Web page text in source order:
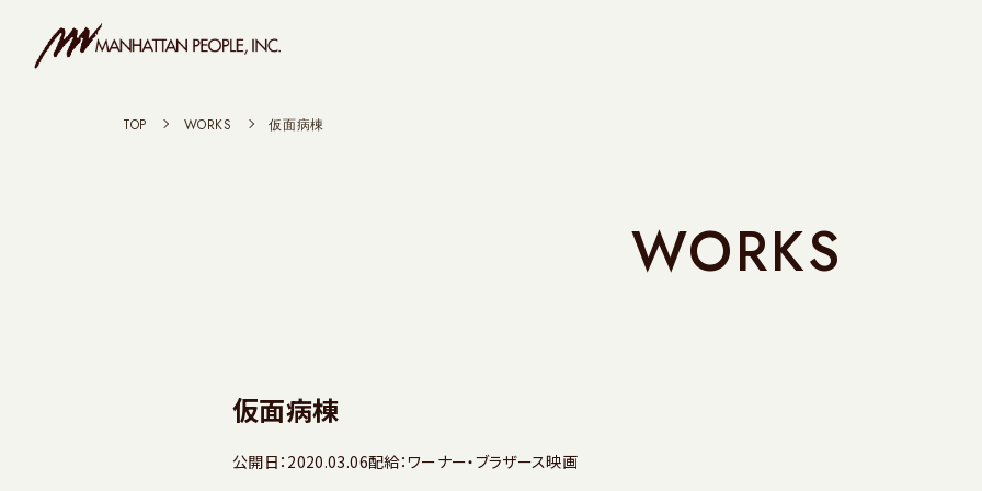
TOP > WORKS > 仮面病棟
WORKS
仮面病棟
公開日：2020.03.06配給：ワーナー・ブラザース映画